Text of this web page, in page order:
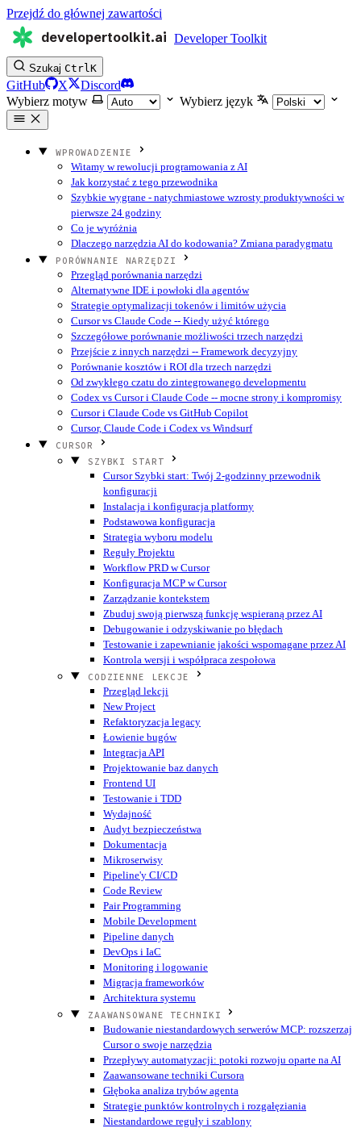
Przejdź do głównej zawartości
developertoolkit.ai Developer Toolkit
Szukaj CtrlK
GitHub X
Discord
Wybierz motyw
Wybierz język
WPROWADZENIE
Witamy w rewolucji programowania z AI
Jak korzystać z tego przewodnika
Szybkie wygrane - natychmiastowe wzrosty produktywności w
pierwsze 24 godziny
Co je wyróżnia
Dlaczego narzędzia AI do kodowania? Zmiana paradygmatu
PORÓWNANIE NARZĘDZI
Przegląd porównania narzędzi
Alternatywne IDE i powłoki dla agentów
Strategie optymalizacji tokenów i limitów użycia
Cursor vs Claude Code -- Kiedy użyć którego
Szczegółowe porównanie możliwości trzech narzędzi
Przejście z innych narzędzi -- Framework decyzyjny
Porównanie kosztów i ROI dla trzech narzędzi
Od zwykłego czatu do zintegrowanego developmentu
Codex vs Cursor i Claude Code -- mocne strony i kompromisy
Cursor i Claude Code vs GitHub Copilot
Cursor, Claude Code i Codex vs Windsurf
CURSOR
SZYBKI START
Cursor Szybki start: Twój 2-godzinny przewodnik
konfiguracji
Instalacja i konfiguracja platformy
Podstawowa konfiguracja
Strategia wyboru modelu
Reguły Projektu
Workflow PRD w Cursor
Konfiguracja MCP w Cursor
Zarządzanie kontekstem
Zbuduj swoją pierwszą funkcję wspieraną przez AI
Debugowanie i odzyskiwanie po błędach
Testowanie i zapewnianie jakości wspomagane przez AI
Kontrola wersji i współpraca zespołowa
CODZIENNE LEKCJE
Przegląd lekcji
New Project
Refaktoryzacja legacy
Łowienie bugów
Integracja API
Projektowanie baz danych
Frontend UI
Testowanie i TDD
Wydajność
Audyt bezpieczeństwa
Dokumentacja
Mikroserwisy
Pipeline'y CI/CD
Code Review
Pair Programming
Mobile Development
Pipeline danych
DevOps i IaC
Monitoring i logowanie
Migracja frameworków
Architektura systemu
ZAAWANSOWANE TECHNIKI
Budowanie niestandardowych serwerów MCP: rozszerzaj
Cursor o swoje narzędzia
Przepływy automatyzacji: potoki rozwoju oparte na AI
Zaawansowane techniki Cursora
Głęboka analiza trybów agenta
Strategie punktów kontrolnych i rozgałęziania
Niestandardowe reguły i szablony